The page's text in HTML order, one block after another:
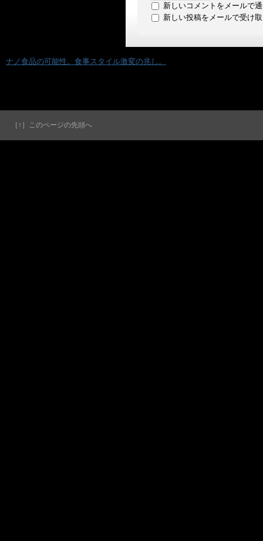
新しいコメントをメールで
新しい投稿をメールで受け
ナノ食品の可能性。食事スタイル激変の兆し。
［↑］このページの先頭へ